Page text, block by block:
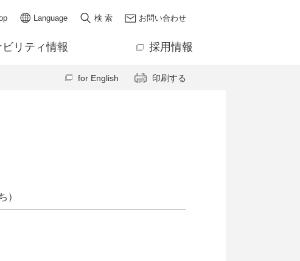
Language 検 索 お問い合わせ
リティ情報 採用情報
for English 印刷する
）